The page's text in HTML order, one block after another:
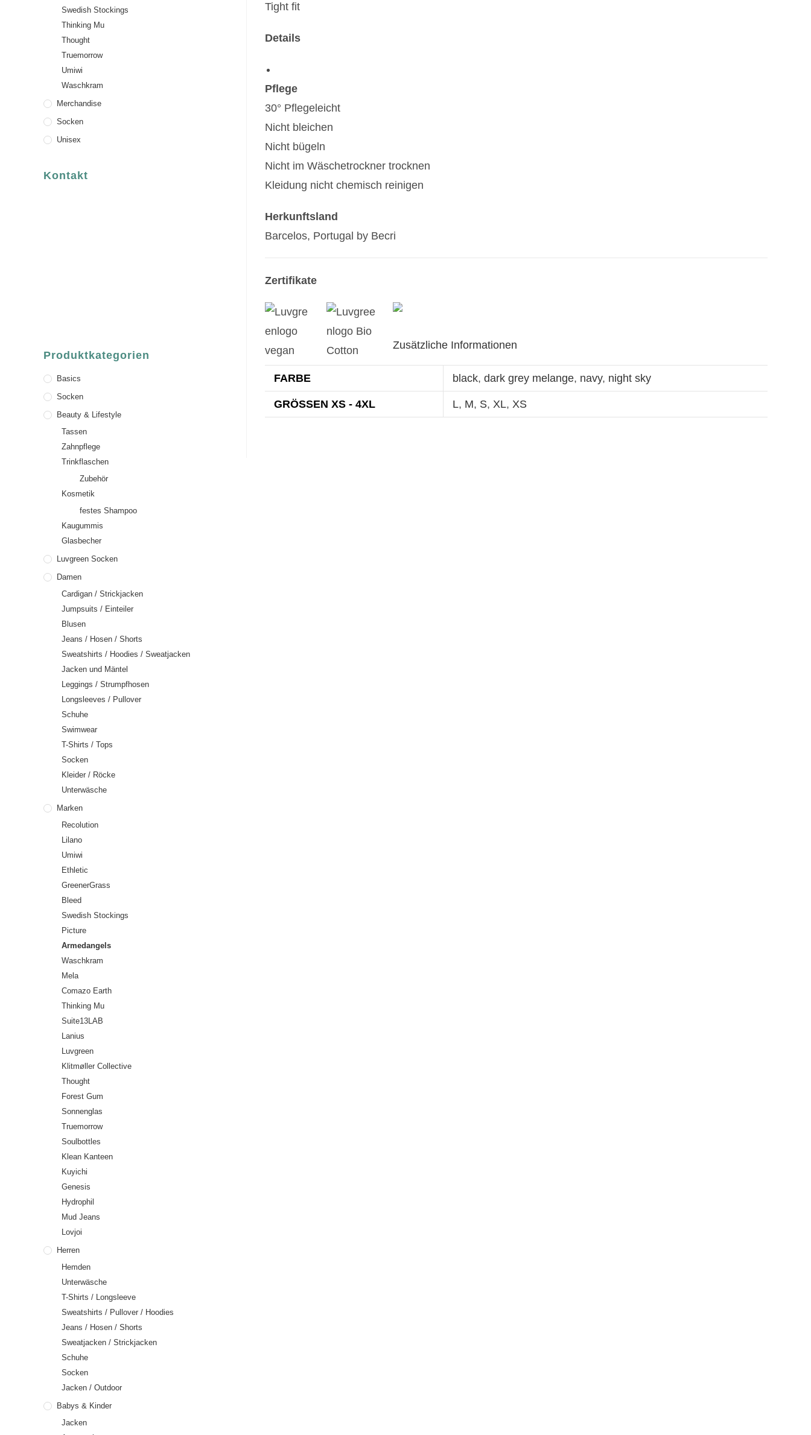
Tight fit
Details
Pflege
30° Pflegeleicht
Nicht bleichen
Nicht bügeln
Nicht im Wäschetrockner trocknen
Kleidung nicht chemisch reinigen
Herkunftsland
Barcelos, Portugal by Becri
Zertifikate
Zusätzliche Informationen
FARBE black, dark grey melange, navy, night sky
GRÖSSEN XS - 4XL L, M, S, XL, XS
Swedish Stockings
Thinking Mu
Thought
Truemorrow
Umiwi
Waschkram
Merchandise
Socken
Unisex
Kontakt
Produktkategorien
Basics
Socken
Beauty & Lifestyle
Tassen
Zahnpflege
Trinkflaschen
Zubehör
Kosmetik
festes Shampoo
Kaugummis
Glasbecher
Luvgreen Socken
Damen
Cardigan / Strickjacken
Jumpsuits / Einteiler
Blusen
Jeans / Hosen / Shorts
Sweatshirts / Hoodies / Sweatjacken
Jacken und Mäntel
Leggings / Strumpfhosen
Longsleeves / Pullover
Schuhe
Swimwear
T-Shirts / Tops
Socken
Kleider / Röcke
Unterwäsche
Marken
Recolution
Lilano
Umiwi
Ethletic
GreenerGrass
Bleed
Swedish Stockings
Picture
Armedangels
Waschkram
Mela
Comazo Earth
Thinking Mu
Suite13LAB
Lanius
Luvgreen
Klitmøller Collective
Thought
Forest Gum
Sonnenglas
Truemorrow
Soulbottles
Klean Kanteen
Kuyichi
Genesis
Hydrophil
Mud Jeans
Lovjoi
Herren
Hemden
Unterwäsche
T-Shirts / Longsleeve
Sweatshirts / Pullover / Hoodies
Jeans / Hosen / Shorts
Sweatjacken / Strickjacken
Schuhe
Socken
Jacken / Outdoor
Babys & Kinder
Jacken